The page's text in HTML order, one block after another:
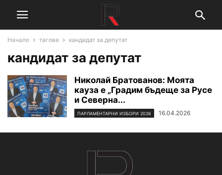
Начало тагове кандидат за депутат
кандидат за депутат
Николай Братованов: Моята
кауза е „Градим бъдеще за Русе
и Северна...
ПАРЛАМЕНТАРНИ ИЗБОРИ 2026 16.04.2026